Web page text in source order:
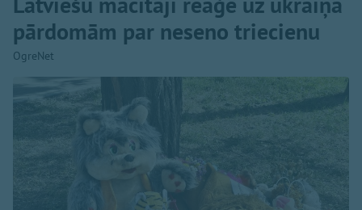
pārdomām par neseno triecienu
OgreNet